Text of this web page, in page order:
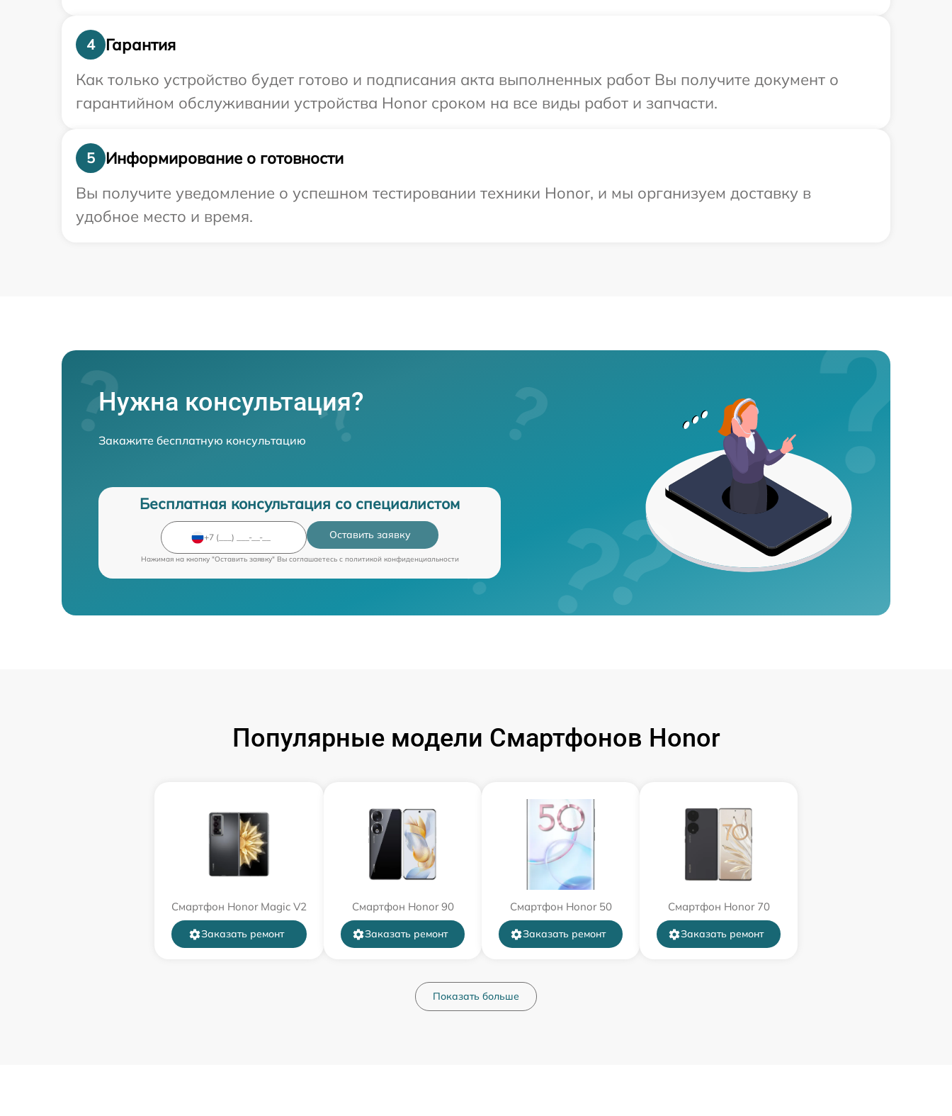
4
Гарантия
Как только устройство будет готово и подписания акта выполненных работ Вы получите документ о
гарантийном обслуживании устройства Honor сроком на все виды работ и запчасти.
5
Информирование о готовности
Вы получите уведомление о успешном тестировании техники Honor, и мы организуем доставку в
удобное место и время.
Нужна консультация?
Закажите бесплатную консультацию
Бесплатная консультация со специалистом
Оставить заявку
Нажимая на кнопку "Оставить заявку" Вы соглашаетесь c политикой конфиденциальности
Популярные модели Смартфонов Honor
Смартфон Honor Magic V2
Заказать ремонт
Смартфон Honor 90
Заказать ремонт
Смартфон Honor 50
Заказать ремонт
Смартфон Honor 70
Заказать ремонт
Показать больше